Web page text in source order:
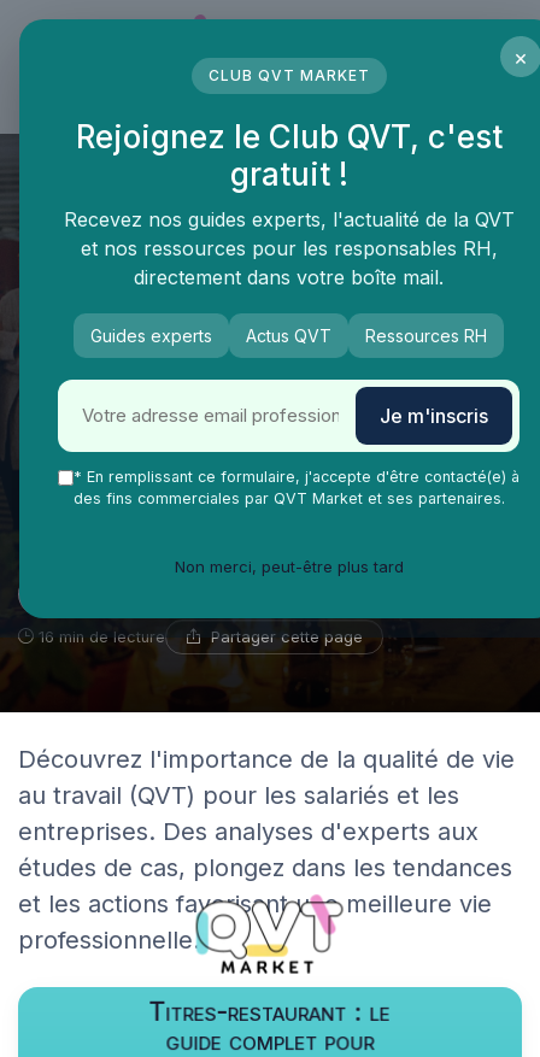
QVT Market Bien-être employés
La qvt au travail, plus qu'une
mode, une nécessité pour les
16 min de lecture Partager cette page
Découvrez l'importance de la qualité de vie
au travail (QVT) pour les salariés et les
entreprises. Des analyses d'experts aux
études de cas, plongez dans les tendances
et les actions favorisant une meilleure vie
professionnelle.
Titres-restaurant : le
guide complet pour
×
CLUB QVT MARKET
Rejoignez le Club QVT, c'est
gratuit !
Recevez nos guides experts, l'actualité de la QVT
et nos ressources pour les responsables RH,
directement dans votre boîte mail.
Guides experts Actus QVT Ressources RH
Je m'inscris
* En remplissant ce formulaire, j'accepte d'être contacté(e) à
des fins commerciales par QVT Market et ses partenaires.
Non merci, peut-être plus tard
Panneau de gestion des cookies